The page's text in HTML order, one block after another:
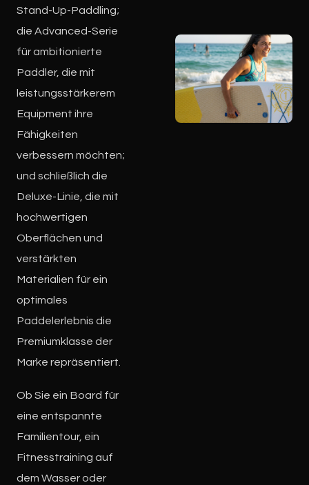
Stand-Up-Paddling;
die Advanced-Serie
für ambitionierte
Paddler, die mit
leistungsstärkerem
Equipment ihre
Fähigkeiten
verbessern möchten;
und schließlich die
Deluxe-Linie, die mit
hochwertigen
Oberflächen und
verstärkten
Materialien für ein
optimales
Paddelerlebnis die
Premiumklasse der
Marke repräsentiert.
Ob Sie ein Board für
eine entspannte
Familientour, ein
Fitnesstraining auf
dem Wasser oder